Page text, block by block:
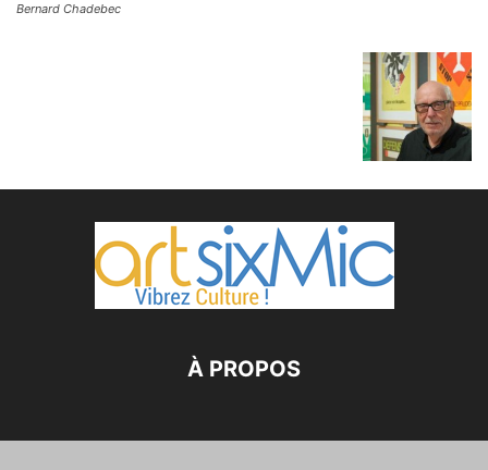
Bernard Chadebec
À PROPOS